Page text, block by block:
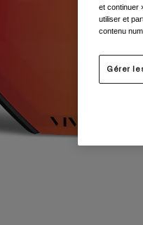
et continuer
utiliser et
contenu
Gérer